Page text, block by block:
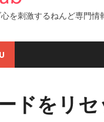
を刺激するねんど専門情
ドをリセ